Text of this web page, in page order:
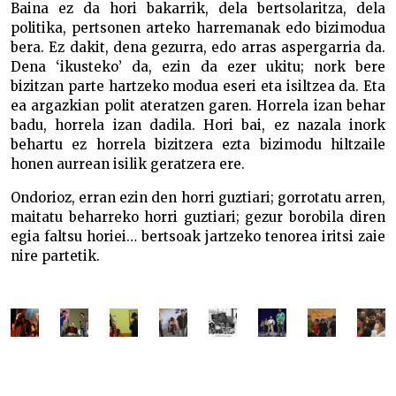
Baina ez da hori bakarrik, dela bertsolaritza, dela
politika, pertsonen arteko harremanak edo bizimodua
bera. Ez dakit, dena gezurra, edo arras aspergarria da.
Dena ‘ikusteko’ da, ezin da ezer ukitu; nork bere
bizitzan parte hartzeko modua eseri eta isiltzea da. Eta
ea argazkian polit ateratzen garen. Horrela izan behar
badu, horrela izan dadila. Hori bai, ez nazala inork
behartu ez horrela bizitzera ezta bizimodu hiltzaile
honen aurrean isilik geratzera ere.
Ondorioz, erran ezin den horri guztiari; gorrotatu arren,
maitatu beharreko horri guztiari; gezur borobila diren
egia faltsu horiei… bertsoak jartzeko tenorea iritsi zaie
nire partetik.